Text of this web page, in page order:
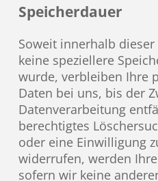
Speicherdauer
Soweit innerhalb
keine speziellere
wurde, verbleiben Ihre
Daten bei uns, bis der
Datenverarbeitung
berechtigtes
oder eine Einwilligung
widerrufen, werden
sofern wir keine